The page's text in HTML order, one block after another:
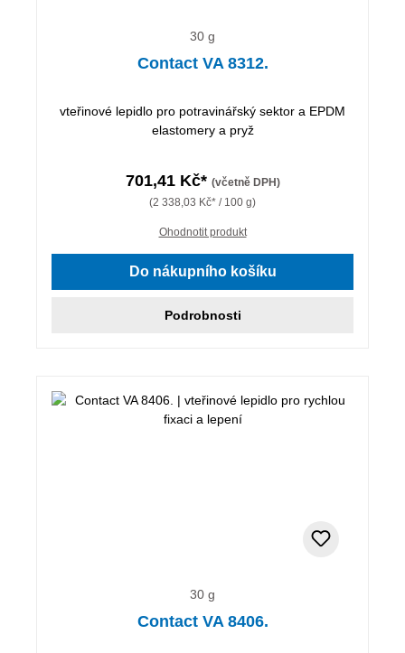
30 g
Contact VA 8312.
vteřinové lepidlo pro potravinářský sektor a EPDM
elastomery a pryž
701,41 Kč* (včetně DPH)
(2 338,03 Kč* / 100 g)
Ohodnotit produkt
Do nákupního košíku
Podrobnosti
30 g
Contact VA 8406.